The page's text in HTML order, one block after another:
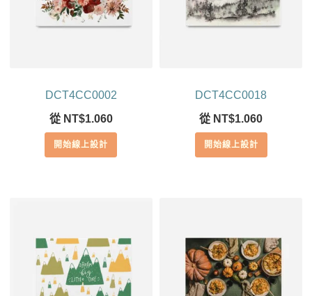
DCT4CC0002
從 NT$1.060
開始線上設計
DCT4CC0018
從 NT$1.060
開始線上設計